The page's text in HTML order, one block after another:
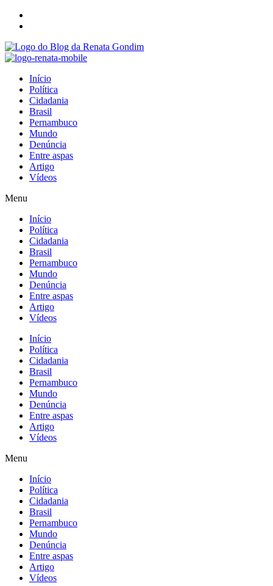
Início
Política
Cidadania
Brasil
Pernambuco
Mundo
Denúncia
Entre aspas
Artigo
Vídeos
Menu
Início
Política
Cidadania
Brasil
Pernambuco
Mundo
Denúncia
Entre aspas
Artigo
Vídeos
Início
Política
Cidadania
Brasil
Pernambuco
Mundo
Denúncia
Entre aspas
Artigo
Vídeos
Menu
Início
Política
Cidadania
Brasil
Pernambuco
Mundo
Denúncia
Entre aspas
Artigo
Vídeos